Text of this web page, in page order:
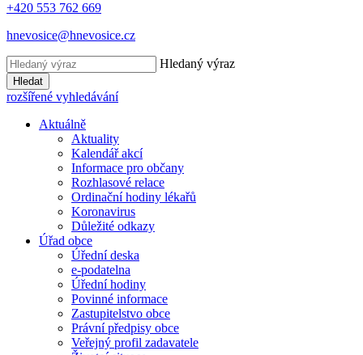
+420 553 762 669
hnevosice@hnevosice.cz
Hledaný výraz
Hledat
rozšířené vyhledávání
Aktuálně
Aktuality
Kalendář akcí
Informace pro občany
Rozhlasové relace
Ordinační hodiny lékařů
Koronavirus
Důležité odkazy
Úřad obce
Úřední deska
e-podatelna
Úřední hodiny
Povinné informace
Zastupitelstvo obce
Právní předpisy obce
Veřejný profil zadavatele